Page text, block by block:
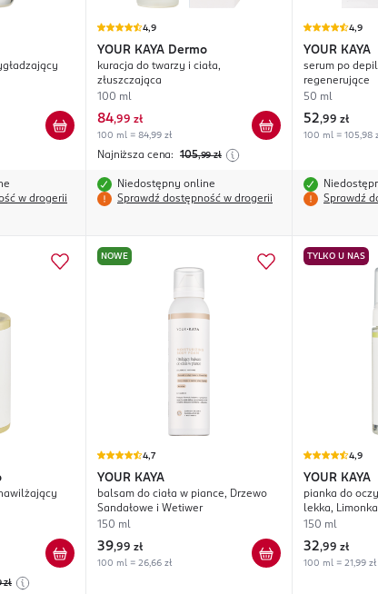
w drogerii
4,9
YOUR KAYA Dermo
kuracja do twarzy i ciała,
złuszczająca
100 ml
84,99 zł
100 ml = 84,99 zł
Najniższa cena: 105,99 zł
Niedostępny online
Sprawdź dostępność w drogerii
4,9
YOUR KAYA
serum po
regenerujące
50 ml
52,99 zł
100 ml = 105,98
Sprawdź
zł
NOWE
4,7
YOUR KAYA
balsam do ciała w piance, Drzewo
Sandałowe i Wetiwer
150 ml
39,99 zł
100 ml = 26,66 zł
TYLKO U NAS
4,9
YOUR KAYA
pianka do
lekka,
150 ml
32,99 zł
100 ml = 21,99 zł